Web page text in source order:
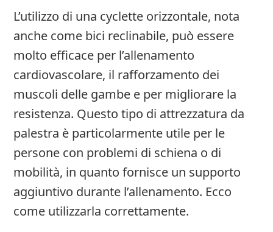
L’utilizzo di una cyclette orizzontale, nota
anche come bici reclinabile, può essere
molto efficace per l’allenamento
cardiovascolare, il rafforzamento dei
muscoli delle gambe e per migliorare la
resistenza. Questo tipo di attrezzatura da
palestra è particolarmente utile per le
persone con problemi di schiena o di
mobilità, in quanto fornisce un supporto
aggiuntivo durante l’allenamento. Ecco
come utilizzarla correttamente.